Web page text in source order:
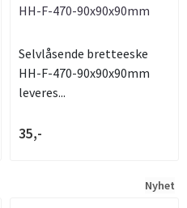
HH-F-470-90x90x90mm
Selvlåsende bretteeske
HH-F-470-90x90x90mm
leveres...
35,-
Nyhet